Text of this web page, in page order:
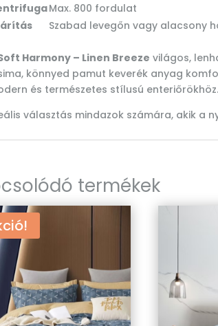
Max. 800 fordulat
Szabad levegőn vagy alacsony
Harmony – Linen Breeze világos,
könnyed pamut keverék anyag
és természetes stílusú enteriőrökhöz.
választás mindazok számára, akik a
termékek